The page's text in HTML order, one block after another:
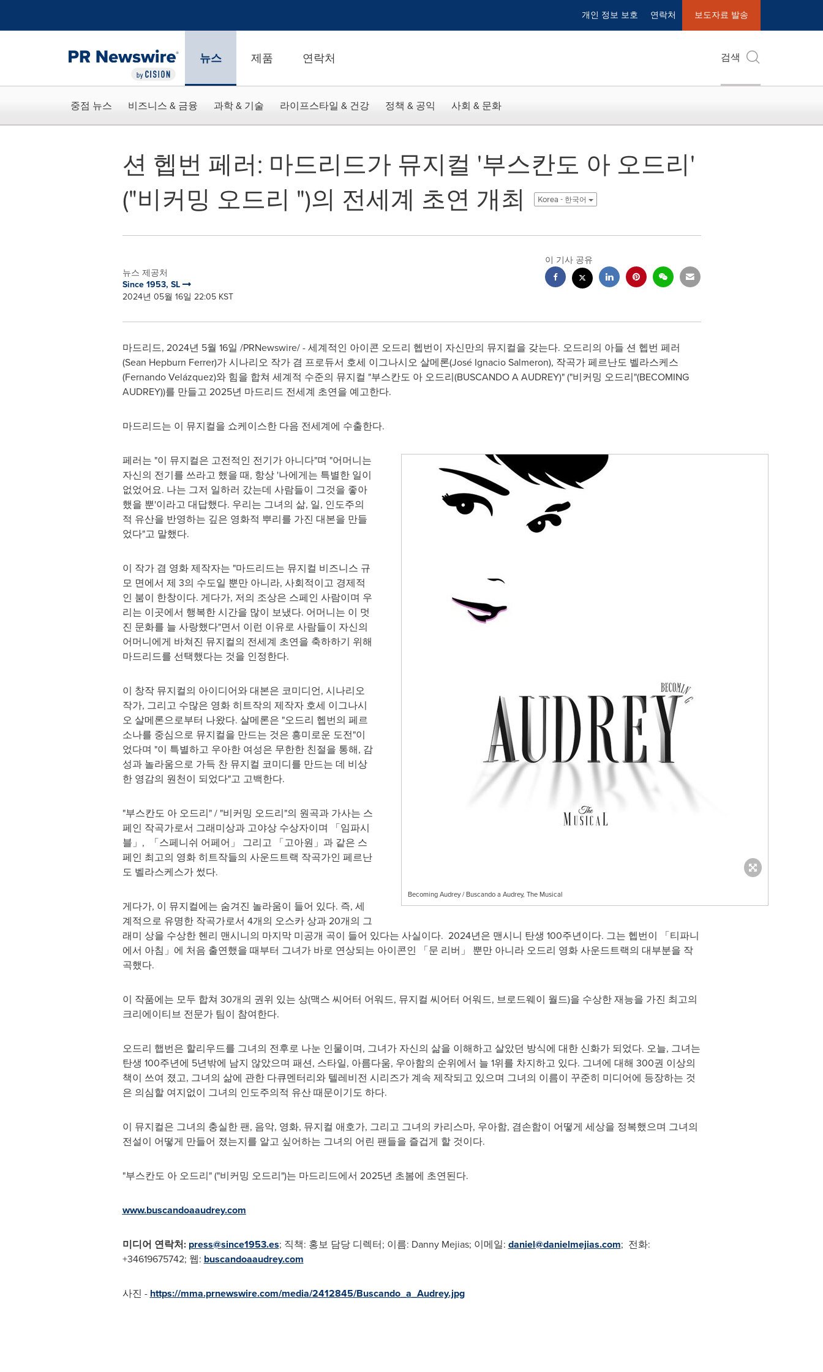
개인 정보 보호 연락처 보도자료 발송
뉴스 제품 연락처 검색
중점 뉴스 비즈니스 & 금융 과학 & 기술 라이프스타일 & 건강 정책 & 공익 사회 & 문화
션 헵번 페러: 마드리드가 뮤지컬 '부스칸도 아 오드리'
("비커밍 오드리 ")의 전세계 초연 개최
Korea - 한국어
뉴스 제공처
Since 1953, SL
2024년 05월 16일 22:05 KST
이 기사 공유
마드리드, 2024년 5월 16일 /PRNewswire/ - 세계적인 아이콘 오드리 헵번이 자신만의 뮤지컬을 갖는다. 오드리의 아들 션 헵번 페러
(Sean Hepburn Ferrer)가 시나리오 작가 겸 프로듀서 호세 이그나시오 살메론(José Ignacio Salmeron), 작곡가 페르난도 벨라스케스
(Fernando Velázquez)와 힘을 합쳐 세계적 수준의 뮤지컬 "부스칸도 아 오드리(BUSCANDO A AUDREY)" ("비커밍 오드리"(BECOMING
AUDREY))를 만들고 2025년 마드리드 전세계 초연을 예고한다.
마드리드는 이 뮤지컬을 쇼케이스한 다음 전세계에 수출한다.
Becoming Audrey / Buscando a Audrey, The Musical
페러는 "이 뮤지컬은 고전적인 전기가 아니다"며 "어머니는
자신의 전기를 쓰라고 했을 때, 항상 '나에게는 특별한 일이
없었어요. 나는 그저 일하러 갔는데 사람들이 그것을 좋아
했을 뿐'이라고 대답했다. 우리는 그녀의 삶, 일, 인도주의
적 유산을 반영하는 깊은 영화적 뿌리를 가진 대본을 만들
었다"고 말했다.
이 작가 겸 영화 제작자는 "마드리드는 뮤지컬 비즈니스 규
모 면에서 제 3의 수도일 뿐만 아니라, 사회적이고 경제적
인 붐이 한창이다. 게다가, 저의 조상은 스페인 사람이며 우
리는 이곳에서 행복한 시간을 많이 보냈다. 어머니는 이 멋
진 문화를 늘 사랑했다"면서 이런 이유로 사람들이 자신의
어머니에게 바쳐진 뮤지컬의 전세계 초연을 축하하기 위해
마드리드를 선택했다는 것을 인정한다.
이 창작 뮤지컬의 아이디어와 대본은 코미디언, 시나리오
작가, 그리고 수많은 영화 히트작의 제작자 호세 이그나시
오 살메론으로부터 나왔다. 살메론은 "오드리 헵번의 페르
소나를 중심으로 뮤지컬을 만드는 것은 흥미로운 도전"이
었다며 "이 특별하고 우아한 여성은 무한한 친절을 통해, 감
성과 놀라움으로 가득 찬 뮤지컬 코미디를 만드는 데 비상
한 영감의 원천이 되었다"고 고백한다.
"부스칸도 아 오드리" / "비커밍 오드리"의 원곡과 가사는 스
페인 작곡가로서 그래미상과 고야상 수상자이며 「임파시
블」, 「스페니쉬 어페어」 그리고 「고아원」과 같은 스
페인 최고의 영화 히트작들의 사운드트랙 작곡가인 페르난
도 벨라스케스가 썼다.
게다가, 이 뮤지컬에는 숨겨진 놀라움이 들어 있다. 즉, 세
계적으로 유명한 작곡가로서 4개의 오스카 상과 20개의 그
래미 상을 수상한 헨리 맨시니의 마지막 미공개 곡이 들어 있다는 사실이다. 2024년은 맨시니 탄생 100주년이다. 그는 헵번이 「티파니
에서 아침」에 처음 출연했을 때부터 그녀가 바로 연상되는 아이콘인 「문 리버」 뿐만 아니라 오드리 영화 사운드트랙의 대부분을 작
곡했다.
이 작품에는 모두 합쳐 30개의 권위 있는 상(맥스 씨어터 어워드, 뮤지컬 씨어터 어워드, 브로드웨이 월드)을 수상한 재능을 가진 최고의
크리에이티브 전문가 팀이 참여한다.
오드리 햅번은 할리우드를 그녀의 전후로 나눈 인물이며, 그녀가 자신의 삶을 이해하고 살았던 방식에 대한 신화가 되었다. 오늘, 그녀는
탄생 100주년에 5년밖에 남지 않았으며 패션, 스타일, 아름다움, 우아함의 순위에서 늘 1위를 차지하고 있다. 그녀에 대해 300권 이상의
책이 쓰여 졌고, 그녀의 삶에 관한 다큐멘터리와 텔레비전 시리즈가 계속 제작되고 있으며 그녀의 이름이 꾸준히 미디어에 등장하는 것
은 의심할 여지없이 그녀의 인도주의적 유산 때문이기도 하다.
이 뮤지컬은 그녀의 충실한 팬, 음악, 영화, 뮤지컬 애호가, 그리고 그녀의 카리스마, 우아함, 겸손함이 어떻게 세상을 정복했으며 그녀의
전설이 어떻게 만들어 졌는지를 알고 싶어하는 그녀의 어린 팬들을 즐겁게 할 것이다.
"부스칸도 아 오드리" ("비커밍 오드리")는 마드리드에서 2025년 초봄에 초연된다.
www.buscandoaaudrey.com
미디어 연락처: press@since1953.es; 직책: 홍보 담당 디렉터; 이름: Danny Mejias; 이메일: daniel@danielmejias.com; 전화:
+34619675742; 웹: buscandoaaudrey.com
사진 - https://mma.prnewswire.com/media/2412845/Buscando_a_Audrey.jpg